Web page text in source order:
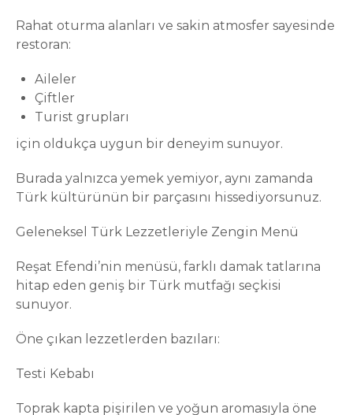
Rahat oturma alanları ve sakin atmosfer sayesinde
restoran:
Aileler
Çiftler
Turist grupları
için oldukça uygun bir deneyim sunuyor.
Burada yalnızca yemek yemiyor, aynı zamanda
Türk kültürünün bir parçasını hissediyorsunuz.
Geleneksel Türk Lezzetleriyle Zengin Menü
Reşat Efendi’nin menüsü, farklı damak tatlarına
hitap eden geniş bir Türk mutfağı seçkisi
sunuyor.
Öne çıkan lezzetlerden bazıları:
Testi Kebabı
Toprak kapta pişirilen ve yoğun aromasıyla öne